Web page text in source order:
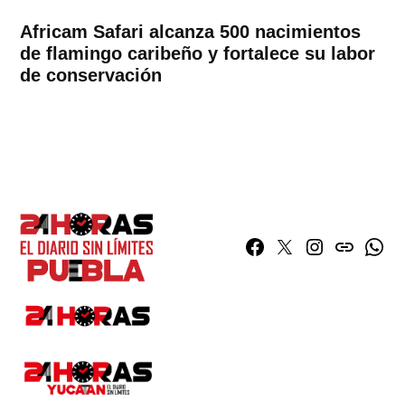
Africam Safari alcanza 500 nacimientos
de flamingo caribeño y fortalece su labor
de conservación
Facebook
TwitterInstagram
issuu